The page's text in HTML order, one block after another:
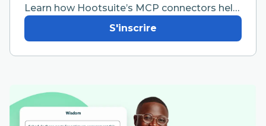
Learn how Hootsuite’s MCP connectors help
your team work faster from the AI tools they
already use.
S'inscrire